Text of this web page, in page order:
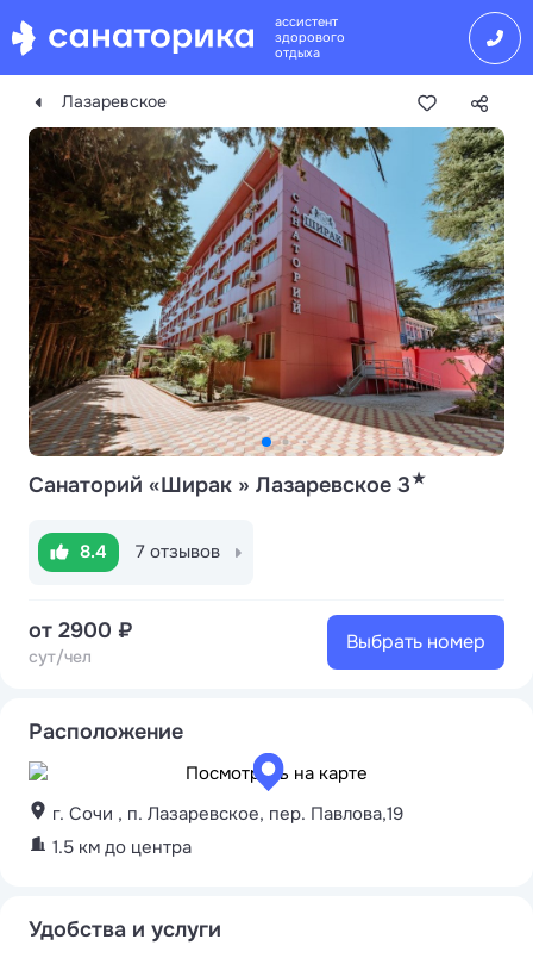
ассистент
здорового
отдыха
Лазаревское
Санаторий «Ширак » Лазаревское 3★
Расположение
г. Сочи , п. Лазаревское, пер. Павлова,19
1.5 км до центра
8.4 7 отзывов
от 2900 ₽
сут/чел
Выбрать номер
Удобства и услуги